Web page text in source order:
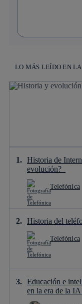
LO MÁS LEÍDO EN
Historia de
evolución?
Telefónica
Historia del
Telefónica
Educación e
en la era de la IA